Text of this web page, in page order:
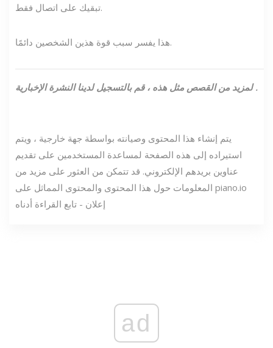
تبقيك على اتصال فقط.
هذا يفسر سبب قوة هذين الشخصين دائمًا.
لمزيد من القصص مثل هذه ، قم بالتسجيل لدينا النشرة الإخبارية .
يتم إنشاء هذا المحتوى وصيانته بواسطة جهة خارجية ، ويتم
استيراده إلى هذه الصفحة لمساعدة المستخدمين على تقديم
عناوين بريدهم الإلكتروني. قد تتمكن من العثور على مزيد من
المعلومات حول هذا المحتوى والمحتوى المماثل على piano.io
إعلان - تابع القراءة أدناه
ad